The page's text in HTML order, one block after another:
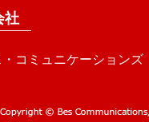
社
・コミュニケーションズ